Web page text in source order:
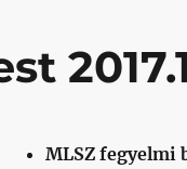
MLSZ fegyelmi